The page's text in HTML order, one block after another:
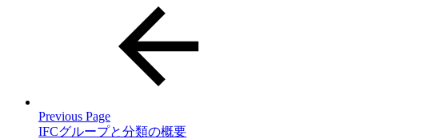
Previous Page
IFCグループと分類の概要